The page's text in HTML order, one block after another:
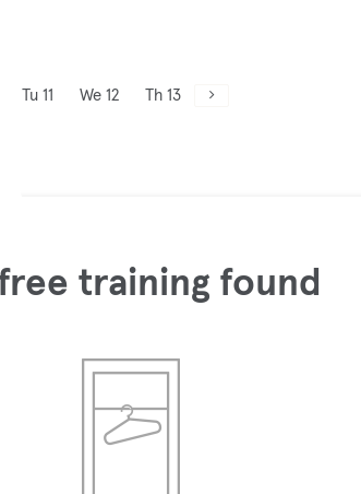
Tu 11 We 12 Th 13
training found